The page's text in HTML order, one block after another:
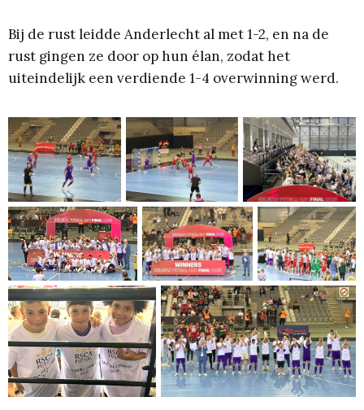
Bij de rust leidde Anderlecht al met 1-2, en na de
rust gingen ze door op hun élan, zodat het
uiteindelijk een verdiende 1-4 overwinning werd.